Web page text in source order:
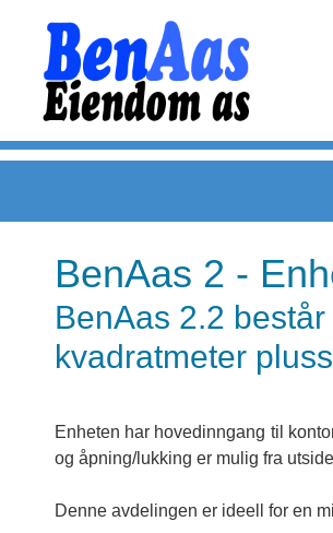
BenAas 2 -
BenAas 2.2
kvadratmeter
Enheten har hovedinngang til
og åpning/lukking er mulig fra
Denne avdelingen er ideell for en